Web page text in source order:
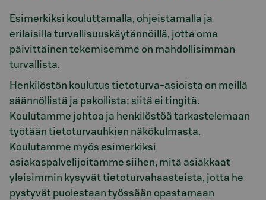
Esimerkiksi kouluttamalla, ohjeistamalla ja
erilaisilla turvallisuuskäytännöillä, jotta oma
päivittäinen tekemisemme on mahdollisimman
turvallista.
Henkilöstön koulutus tietoturva-asioista on meillä
säännöllistä ja pakollista: siitä ei tingitä.
Koulutamme johtoa ja henkilöstöä tarkastelemaan
työtään tietoturvauhkien näkökulmasta.
Koulutamme myös esimerkiksi
asiakaspalvelijoitamme siihen, mitä asiakkaat
yleisimmin kysyvät tietoturvahaasteista, jotta he
pystyvät puolestaan työssään opastamaan